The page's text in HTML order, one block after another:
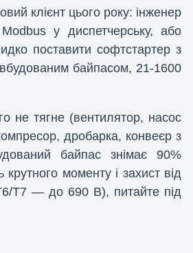
клієнт цього року: інженер
у диспетчерську, або
поставити софтстартер з
байпасом, 21-1600
не тягне (вентилятор, насос
дробарка, конвеєр з
байпас знімає 90%
моменту і захист від
T7 — до 690 В), питайте під